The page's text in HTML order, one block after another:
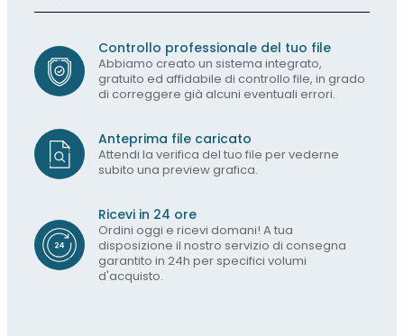
Controllo professionale del tuo file
Abbiamo creato un sistema integrato,
gratuito ed affidabile di controllo file, in grado
di correggere già alcuni eventuali errori.
Anteprima file caricato
Attendi la verifica del tuo file per vederne
subito una preview grafica.
Ricevi in 24 ore
Ordini oggi e ricevi domani! A tua
disposizione il nostro servizio di consegna
garantito in 24h per specifici volumi
d'acquisto.